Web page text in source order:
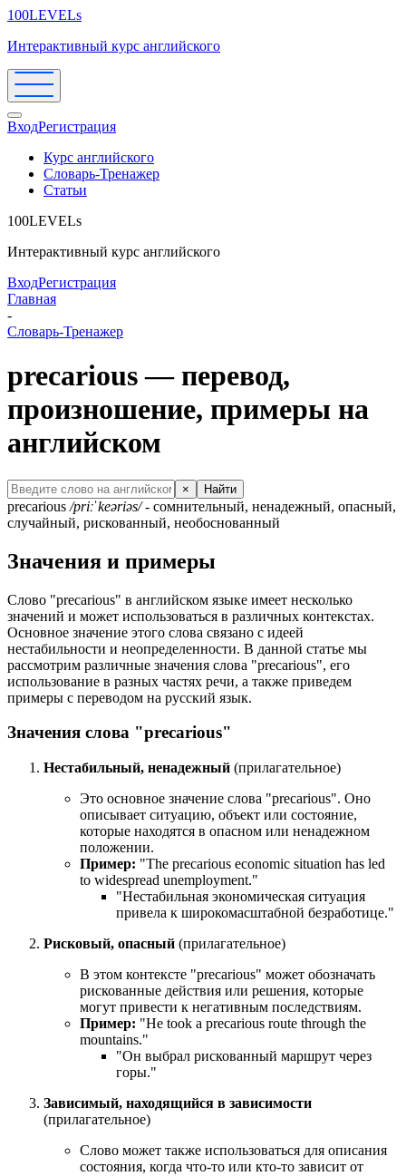
100LEVELs
Интерактивный курс английского
ВходРегистрация
Курс английского
Словарь-Тренажер
Статьи
100LEVELs
Интерактивный курс английского
ВходРегистрация
Главная
-
Словарь-Тренажер
precarious — перевод,
произношение, примеры на
английском
× Найти
precarious /priːˈkeəriəs/- сомнительный, ненадежный, опасный,
случайный, рискованный, необоснованный
Значения и примеры
Слово "precarious" в английском языке имеет несколько
значений и может использоваться в различных контекстах.
Основное значение этого слова связано с идеей
нестабильности и неопределенности. В данной статье мы
рассмотрим различные значения слова "precarious", его
использование в разных частях речи, а также приведем
примеры с переводом на русский язык.
Значения слова "precarious"
Нестабильный, ненадежный (прилагательное)
Это основное значение слова "precarious". Оно
описывает ситуацию, объект или состояние,
которые находятся в опасном или ненадежном
положении.
Пример: "The precarious economic situation has led
to widespread unemployment."
"Нестабильная экономическая ситуация
привела к широкомасштабной безработице."
Рисковый, опасный (прилагательное)
В этом контексте "precarious" может обозначать
рискованные действия или решения, которые
могут привести к негативным последствиям.
Пример: "He took a precarious route through the
mountains."
"Он выбрал рискованный маршрут через
горы."
Зависимый, находящийся в зависимости
(прилагательное)
Слово может также использоваться для описания
состояния, когда что-то или кто-то зависит от